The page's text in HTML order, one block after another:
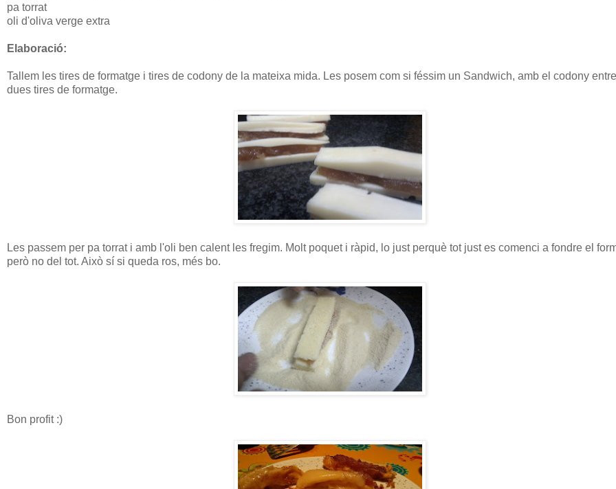
pa torrat
oli d'oliva verge extra
Elaboració:
Tallem les tires de formatge i tires de codony de la mateixa mida. Les posem com si féssim un Sandwich, amb el codony
dues tires de formatge.
Les passem per pa torrat i amb l'oli ben calent les fregim. Molt poquet i ràpid, lo just perquè tot just es comenci a fondre el
però no del tot. Això sí si queda ros, més bo.
Bon profit :)